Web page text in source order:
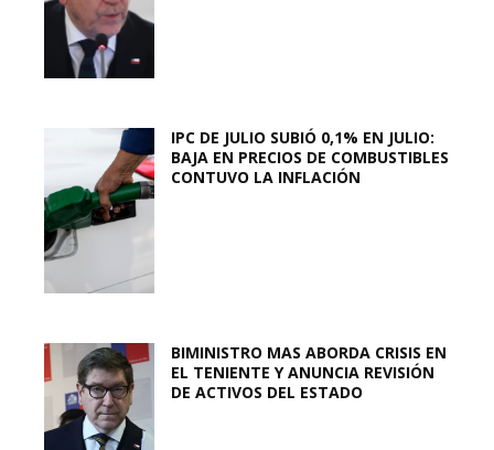
IPC DE JULIO SUBIÓ 0,1% EN JULIO:
BAJA EN PRECIOS DE COMBUSTIBLES
CONTUVO LA INFLACIÓN
BIMINISTRO MAS ABORDA CRISIS EN
EL TENIENTE Y ANUNCIA REVISIÓN
DE ACTIVOS DEL ESTADO